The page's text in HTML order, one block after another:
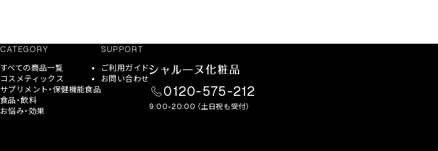
CATEGORY
すべての商品一覧
コスメティックス
サプリメント・保健機能食品
食品・飲料
お悩み・効果
SUPPORT
ご利用ガイド
お問い合わせ
0120-575-212
9:00-20:00 （土日祝も受付）